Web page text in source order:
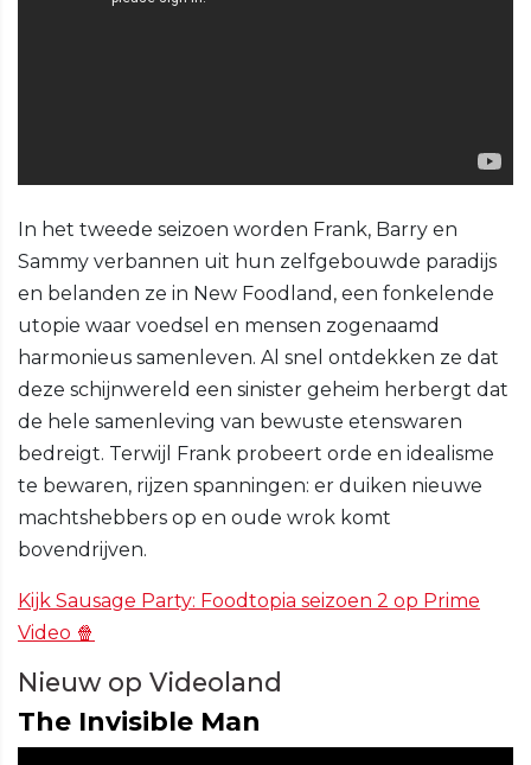
In het tweede seizoen worden Frank, Barry en
Sammy verbannen uit hun zelfgebouwde paradijs
en belanden ze in New Foodland, een fonkelende
utopie waar voedsel en mensen zogenaamd
harmonieus samenleven. Al snel ontdekken ze dat
deze schijnwereld een sinister geheim herbergt dat
de hele samenleving van bewuste etenswaren
bedreigt. Terwijl Frank probeert orde en idealisme
te bewaren, rijzen spanningen: er duiken nieuwe
machtshebbers op en oude wrok komt
bovendrijven.
Kijk Sausage Party: Foodtopia seizoen 2 op Prime
Video 🍿
Nieuw op Videoland
The Invisible Man